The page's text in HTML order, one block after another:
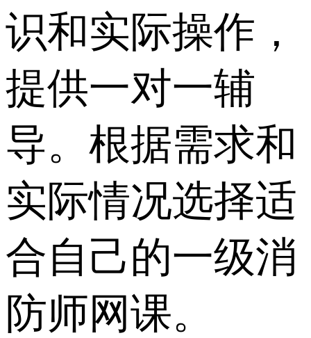
识和实际操作，
提供一对一辅
导。根据需求和
实际情况选择适
合自己的一级消
防师网课。